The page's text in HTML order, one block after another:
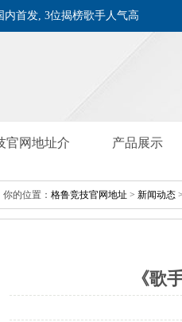
内首发,3位揭榜歌手人气高
官网地址介
绍
产品展示
你的位置： 格鲁竞技官网地址 > 新闻动态
《歌